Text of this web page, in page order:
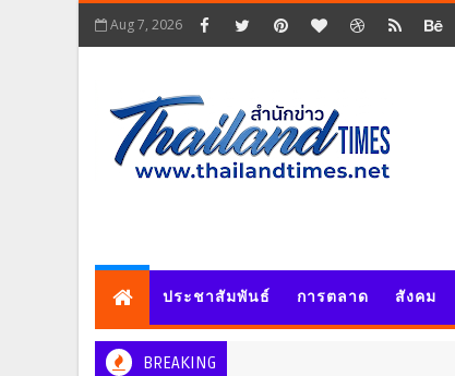
Aug 7, 2026
ประชาสัมพันธ์ การตลาด สังคม
BREAKING